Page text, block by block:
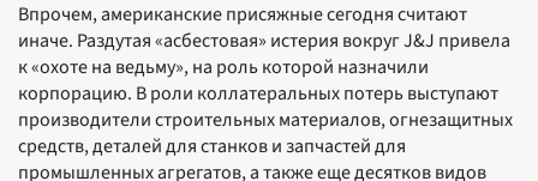
Впрочем, американские присяжные сегодня считают
иначе. Раздутая «асбестовая» истерия вокруг J&J привела
к «охоте на ведьму», на роль которой назначили
корпорацию. В роли коллатеральных потерь выступают
производители строительных материалов, огнезащитных
средств, деталей для станков и запчастей для
промышленных агрегатов, а также еще десятков видов